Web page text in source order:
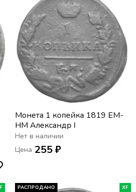
Монета 1 копейка 1819 ЕМ-
НМ Александр I
Нет в наличии
Цена 255 ₽
F РАСПРОДАНО XF